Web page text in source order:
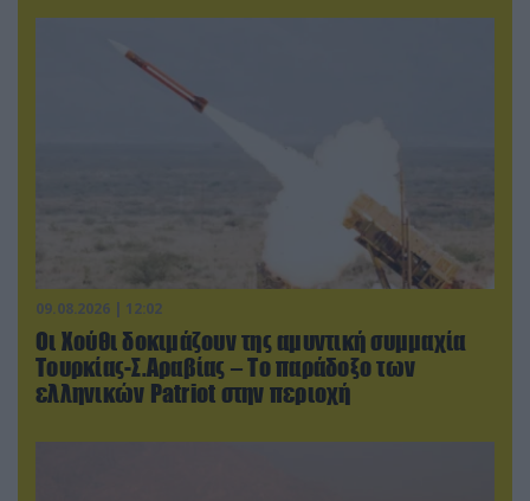
09.08.2026 | 12:02
Οι Χούθι δοκιμάζουν της αμυντική συμμαχία
Τουρκίας-Σ.Αραβίας – Το παράδοξο των
ελληνικών Patriot στην περιοχή